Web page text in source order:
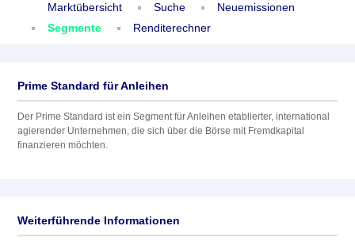
Marktübersicht Suche
Neuemissionen
Segmente
Renditerechner
Prime Standard für Anleihen
Der Prime Standard ist ein Segment für Anleihen etablierter, international
agierender Unternehmen, die sich über die Börse mit Fremdkapital
finanzieren möchten.
Weiterführende Informationen